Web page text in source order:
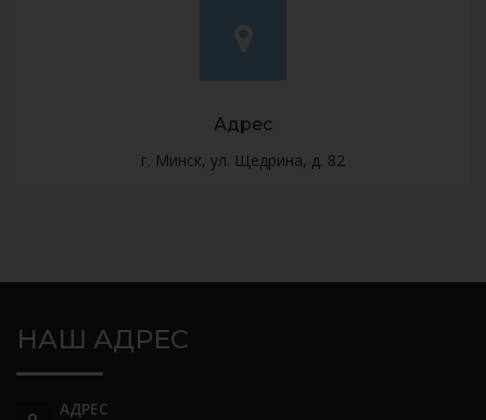
Адрес
г. Минск, ул. Щедрина, д. 82
НАШ АДРЕС
АДРЕС